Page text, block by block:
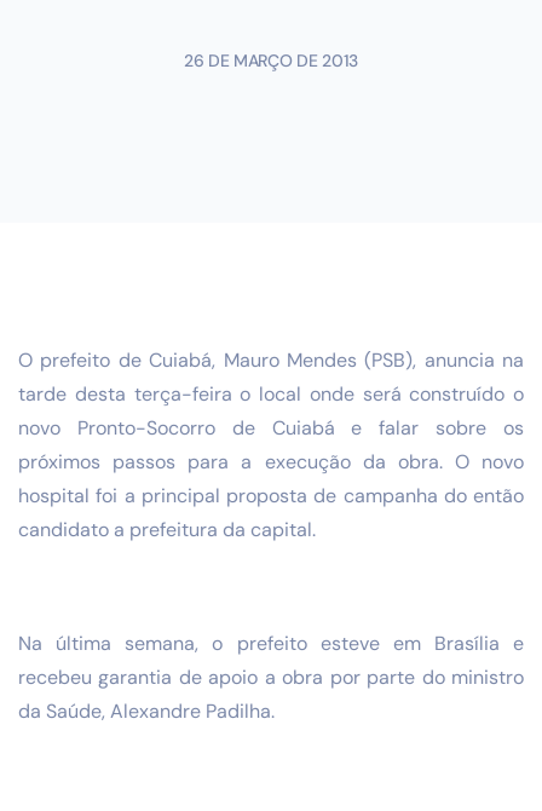
26 DE MARÇO DE 2013
O prefeito de Cuiabá, Mauro Mendes (PSB), anuncia na
tarde desta terça-feira o local onde será construído o
novo Pronto-Socorro de Cuiabá e falar sobre os
próximos passos para a execução da obra. O novo
hospital foi a principal proposta de campanha do então
candidato a prefeitura da capital.
Na última semana, o prefeito esteve em Brasília e
recebeu garantia de apoio a obra por parte do ministro
da Saúde, Alexandre Padilha.